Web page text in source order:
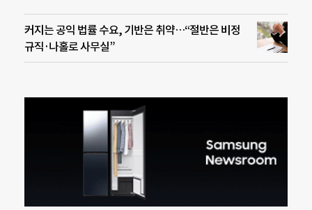
커지는 공익 법률 수요, 기반은 취약…“절반은 비정
규직·나홀로 사무실”